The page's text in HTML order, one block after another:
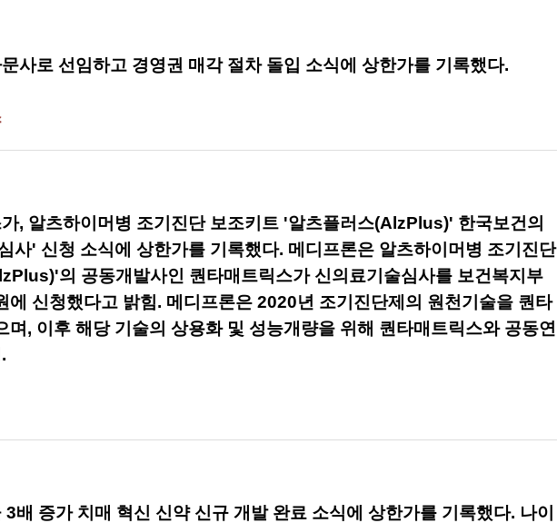
사로 선임하고 경영권 매각 절차 돌입 소식에 상한가를 기록했다.
, 알츠하이머병 조기진단 보조키트 '알츠플러스(AlzPlus)' 한국보건의
사' 신청 소식에 상한가를 기록했다. 메디프론은 알츠하이머병 조기진단
의 공동개발사인 퀀타매트릭스가 신의료기술심사를 보건복지부
에 신청했다고 밝힘. 메디프론은 2020년 조기진단제의 원천기술을 퀀타
며, 이후 해당 기술의 상용화 및 성능개량을 위해 퀀타매트릭스와 공동연
3배 증가 치매 혁신 신약 신규 개발 완료 소식에 상한가를 기록했다. 나이